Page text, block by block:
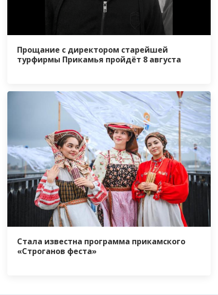
Прощание с директором старейшей
турфирмы Прикамья пройдёт 8 августа
Стала известна программа прикамского
«Строганов феста»